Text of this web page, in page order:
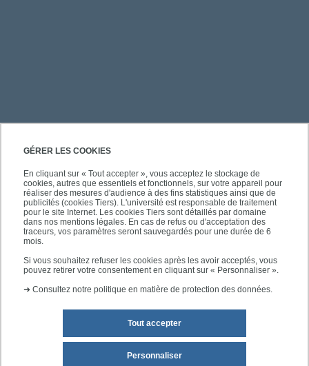
GÉRER LES COOKIES
En cliquant sur « Tout accepter », vous acceptez le stockage de
cookies, autres que essentiels et fonctionnels, sur votre appareil pour
réaliser des mesures d'audience à des fins statistiques ainsi que de
publicités (cookies Tiers). L'université est responsable de traitement
pour le site Internet. Les cookies Tiers sont détaillés par domaine
dans nos mentions légales. En cas de refus ou d'acceptation des
traceurs, vos paramètres seront sauvegardés pour une durée de 6
mois.
Si vous souhaitez refuser les cookies après les avoir acceptés, vous
pouvez retirer votre consentement en cliquant sur « Personnaliser ».
➜ Consultez notre politique en matière de protection des données.
Tout accepter
Personnaliser
PRATIQUE
ACCÈS RAPIDES
SUIVEZ-NOUS